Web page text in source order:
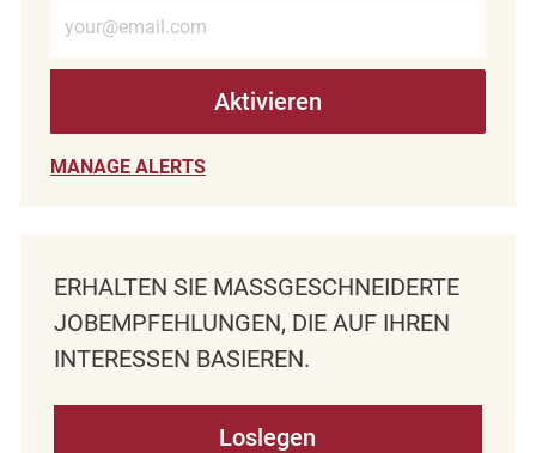
Aktivieren
MANAGE ALERTS
ERHALTEN SIE MASSGESCHNEIDERTE J
OBEMPFEHLUNGEN, DIE AUF IHREN I
NTERESSEN BASIEREN.
Loslegen